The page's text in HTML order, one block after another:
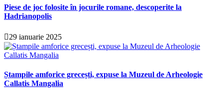
Piese de joc folosite în jocurile romane, descoperite la
Hadrianopolis
29 ianuarie 2025
Ștampile amforice grecești, expuse la Muzeul de Arheologie
Callatis Mangalia